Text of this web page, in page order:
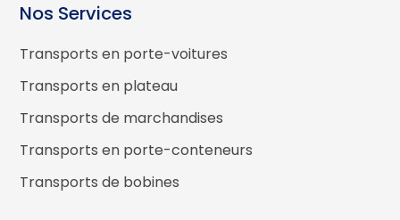
Nos Services
Transports en porte-voitures
Transports en plateau
Transports de marchandises
Transports en porte-conteneurs
Transports de bobines